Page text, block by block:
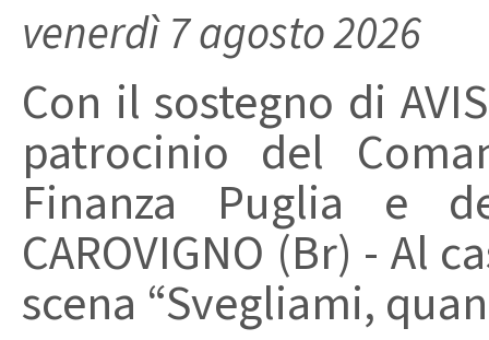
venerdì 7 agosto 2026
Con il sostegno di
patrocinio del
Finanza Puglia e
CAROVIGNO (Br) - Al
scena “Svegliami,